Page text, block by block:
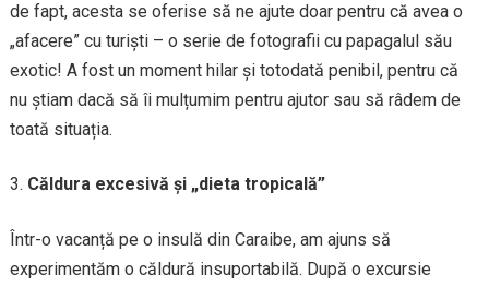
de fapt, acesta se oferise să ne ajute doar pentru că avea o
„afacere” cu turiști – o serie de fotografii cu papagalul său
exotic! A fost un moment hilar și totodată penibil, pentru că
nu știam dacă să îi mulțumim pentru ajutor sau să râdem de
toată situația.
Căldura excesivă și „dieta tropicală”
Într-o vacanță pe o insulă din Caraibe, am ajuns să
experimentăm o căldură insuportabilă. După o excursie